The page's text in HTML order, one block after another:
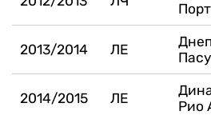
2013/2014 ЛЕ
2014/2015 ЛЕ
Рио